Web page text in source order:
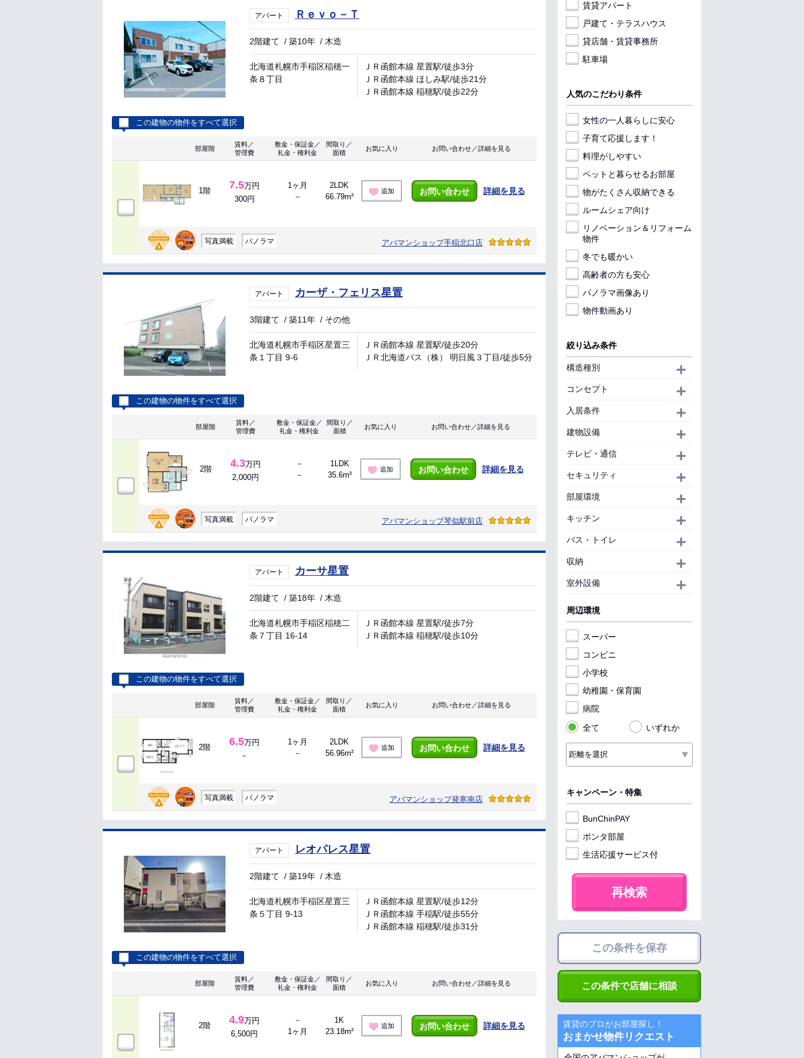
アパート Ｒｅｖｏ－Ｔ
2階建て /築10年 / 木造
北海道札幌市手稲区稲穂一
条８丁目
ＪＲ函館本線 星置駅/徒歩3分
ＪＲ函館本線 ほしみ駅/徒歩21分
ＪＲ函館本線 稲穂駅/徒歩22分
この建物の物件をすべて選択
部屋階
賃料／
管理費
敷金・保証金／
礼金・権利金
間取り／
面積
お気に入り お問い合わせ／詳細を見る
1階 7.5万円
300円
1ヶ月
－
2LDK
66.79m²
追加 お問い合わせ 詳細を見る
写真満載 パノラマ アパマンショップ手稲北口店
アパート カーザ・フェリス星置
3階建て /築11年 / その他
北海道札幌市手稲区星置三
条１丁目 9-6
ＪＲ函館本線 星置駅/徒歩20分
ＪＲ北海道バス（株） 明日風３丁目/徒歩5分
この建物の物件をすべて選択
部屋階
賃料／
管理費
敷金・保証金／
礼金・権利金
間取り／
面積
お気に入り お問い合わせ／詳細を見る
2階 4.3万円
2,000円
－
－
1LDK
35.6m²
追加 お問い合わせ 詳細を見る
写真満載 パノラマ アパマンショップ琴似駅前店
アパート カーサ星置
2階建て /築18年 / 木造
北海道札幌市手稲区稲穂二
条７丁目 16-14
ＪＲ函館本線 星置駅/徒歩7分
ＪＲ函館本線 稲穂駅/徒歩10分
この建物の物件をすべて選択
部屋階
賃料／
管理費
敷金・保証金／
礼金・権利金
間取り／
面積
お気に入り お問い合わせ／詳細を見る
2階 6.5万円
－
1ヶ月
－
2LDK
56.96m²
追加 お問い合わせ 詳細を見る
写真満載 パノラマ アパマンショップ発寒南店
アパート レオパレス星置
2階建て /築19年 / 木造
北海道札幌市手稲区星置三
条５丁目 9-13
ＪＲ函館本線 星置駅/徒歩12分
ＪＲ函館本線 手稲駅/徒歩55分
ＪＲ函館本線 稲穂駅/徒歩31分
この建物の物件をすべて選択
部屋階
賃料／
管理費
敷金・保証金／
礼金・権利金
間取り／
面積
お気に入り お問い合わせ／詳細を見る
2階 4.9万円
6,500円
－
1ヶ月
1K
23.18m²
追加 お問い合わせ 詳細を見る
賃貸アパート
戸建て・テラスハウス
貸店舗・賃貸事務所
駐車場
人気のこだわり条件
女性の一人暮らしに安心
子育て応援します！
料理がしやすい
ペットと暮らせるお部屋
物がたくさん収納できる
ルームシェア向け
リノベーション＆リフォーム
物件
冬でも暖かい
高齢者の方も安心
パノラマ画像あり
物件動画あり
絞り込み条件
構造種別
コンセプト
入居条件
建物設備
テレビ・通信
セキュリティ
部屋環境
キッチン
バス・トイレ
収納
室外設備
周辺環境
スーパー
コンビニ
小学校
幼稚園・保育園
病院
全て
いずれか
キャンペーン・特集
BunChinPAY
ポンタ部屋
生活応援サービス付
再検索
この条件を保存
この条件で店舗に相談
賃貸のプロがお部屋探し！
おまかせ物件リクエスト